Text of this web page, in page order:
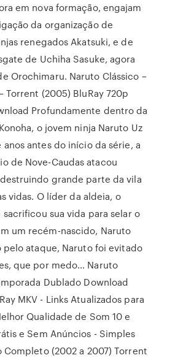
em nova formação, engajam
da organização de
renegados Akatsuki, e de
de Uchiha Sasuke, agora
Orochimaru. Naruto Clássico –
Torrent (2005) BluRay 720p
Profundamente dentro da
o jovem ninja Naruto Uz
anos antes do início da série, a
de Nove-Caudas atacou
grande parte da vila
vidas. O líder da aldeia, o
sua vida para selar o
um recém-nascido, Naruto
pelo ataque, Naruto foi evitado
que por medo… Naruto
Dublado Download
MKV - Links Atualizados para
Qualidade de Som 10 e
e Sem Anúncios - Simples
Completo (2002 a 2007) Torrent